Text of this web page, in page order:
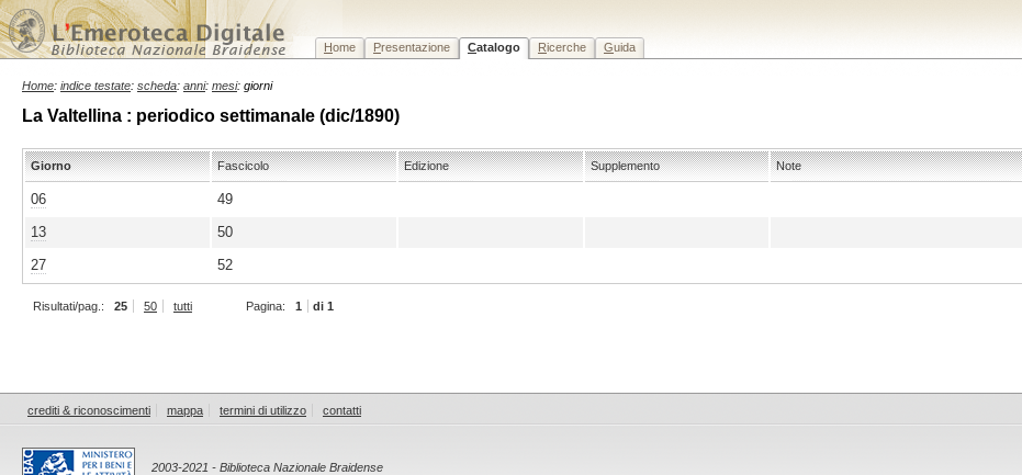
Home Presentazione Catalogo Ricerche Guida
Home: indice testate: scheda: anni: mesi: giorni
La Valtellina : periodico settimanale (dic/1890)
Giorno Fascicolo Edizione Supplemento Note
06
49
13
50
27
52
Risultati/pag.: 25 50 tutti Pagina: 1 di 1
crediti & riconoscimenti mappa termini di utilizzo contatti
2003-2021 - Biblioteca Nazionale Braidense